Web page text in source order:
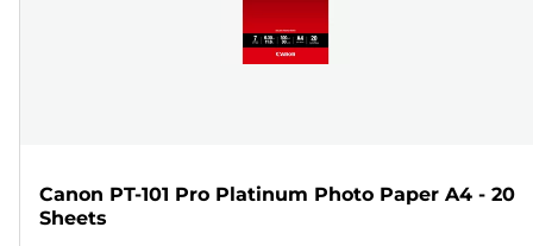
Canon PT-101 Pro Platinum Photo Paper A4 - 20
Sheets